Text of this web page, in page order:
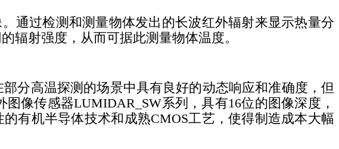
通过检测和测量物体发出的长波红外辐射来显示热量分
辐射强度，从而可据此测量物体温度。
高温探测的场景中具有良好的动态响应和准确度，但
像传感器LUMIDAR_SW系列，具有16位的图像深度，
有机半导体技术和成熟CMOS工艺，使得制造成本大幅